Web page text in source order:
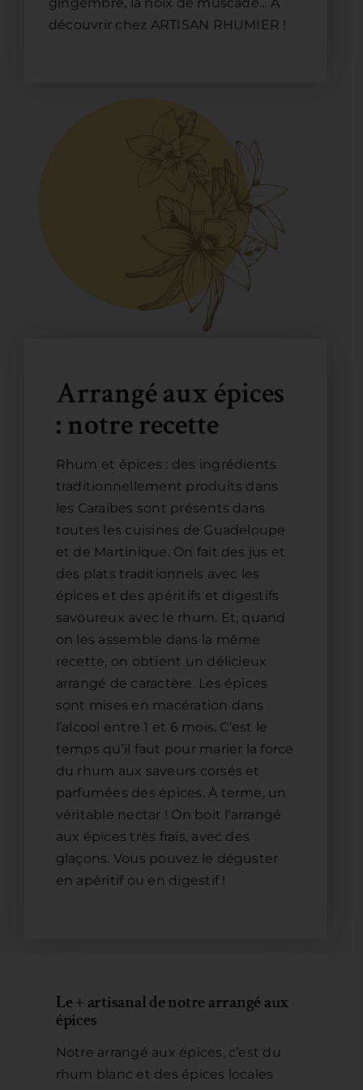
découvrir chez ARTISAN RHUMIER !
Arrangé aux épices
: notre recette
Rhum et épices : des ingrédients
traditionnellement produits dans
les Caraïbes sont présents dans
toutes les cuisines de Guadeloupe
et de Martinique. On fait des jus et
des plats traditionnels avec les
épices et des apéritifs et digestifs
savoureux avec le rhum. Et, quand
on les assemble dans la même
recette, on obtient un délicieux
arrangé de caractère. Les épices
sont mises en macération dans
l’alcool entre 1 et 6 mois. C’est le
temps qu’il faut pour marier la force
du rhum aux saveurs corsés et
parfumées des épices. À terme, un
véritable nectar ! On boit l'arrangé
aux épices très frais, avec des
glaçons. Vous pouvez le déguster
en apéritif ou en digestif !
Le + artisanal de notre arrangé aux
épices
Notre arrangé aux épices, c’est du
rhum blanc et des épices locales